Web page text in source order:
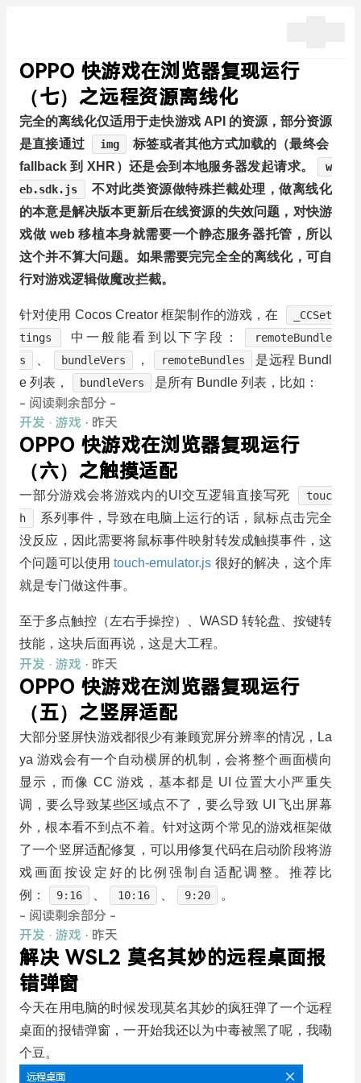
OPPO 快游戏在浏览器复现运行
（七）之远程资源离线化
完全的离线化仅适用于走快游戏 API 的资源，部分资源
是直接通过
img
标签或者其他方式加载的（最终会
fallback 到 XHR）还是会到本地服务器发起请求。
w
eb.sdk.js
不对此类资源做特殊拦截处理，做离线化
的本意是解决版本更新后在线资源的失效问题，对快游
戏做 web 移植本身就需要一个静态服务器托管，所以
这个并不算大问题。如果需要完完全全的离线化，可自
行对游戏逻辑做魔改拦截。
针对使用 Cocos Creator 框架制作的游戏，在
_CCSet
tings
中一般能看到以下字段：
remoteBundle
s
bundleVers ， remoteBundles
是远程 Bundl
e 列表，
bundleVers 是所有 Bundle 列表，比如：
- 阅读剩余部分 -
开发 · 游戏 · 昨天
OPPO 快游戏在浏览器复现运行
（六）之触摸适配
一部分游戏会将游戏内的UI交互逻辑直接写死
touc
h
系列事件，导致在电脑上运行的话，鼠标点击完全
没反应，因此需要将鼠标事件映射转发成触摸事件，这
个问题可以使用touch-emulator.js 很好的解决，这个库
就是专门做这件事。
至于多点触控（左右手操控）、WASD 转轮盘、按键转
技能，这块后面再说，这是大工程。
开发 · 游戏 · 昨天
OPPO 快游戏在浏览器复现运行
（五）之竖屏适配
大部分竖屏快游戏都很少有兼顾宽屏分辨率的情况，La
ya 游戏会有一个自动横屏的机制，会将整个画面横向
显示，而像 CC 游戏，基本都是 UI 位置大小严重失
调，要么导致某些区域点不了，要么导致 UI 飞出屏幕
外，根本看不到点不着。针对这两个常见的游戏框架做
了一个竖屏适配修复，可以用修复代码在启动阶段将游
戏画面按设定好的比例强制自适配调整。推荐比
例：
9:16 10:16 9:20 。
- 阅读剩余部分 -
开发 · 游戏 · 昨天
解决 WSL2 莫名其妙的远程桌面报
错弹窗
今天在用电脑的时候发现莫名其妙的疯狂弹了一个远程
桌面的报错弹窗，一开始我还以为中毒被黑了呢，我嘞
个豆。